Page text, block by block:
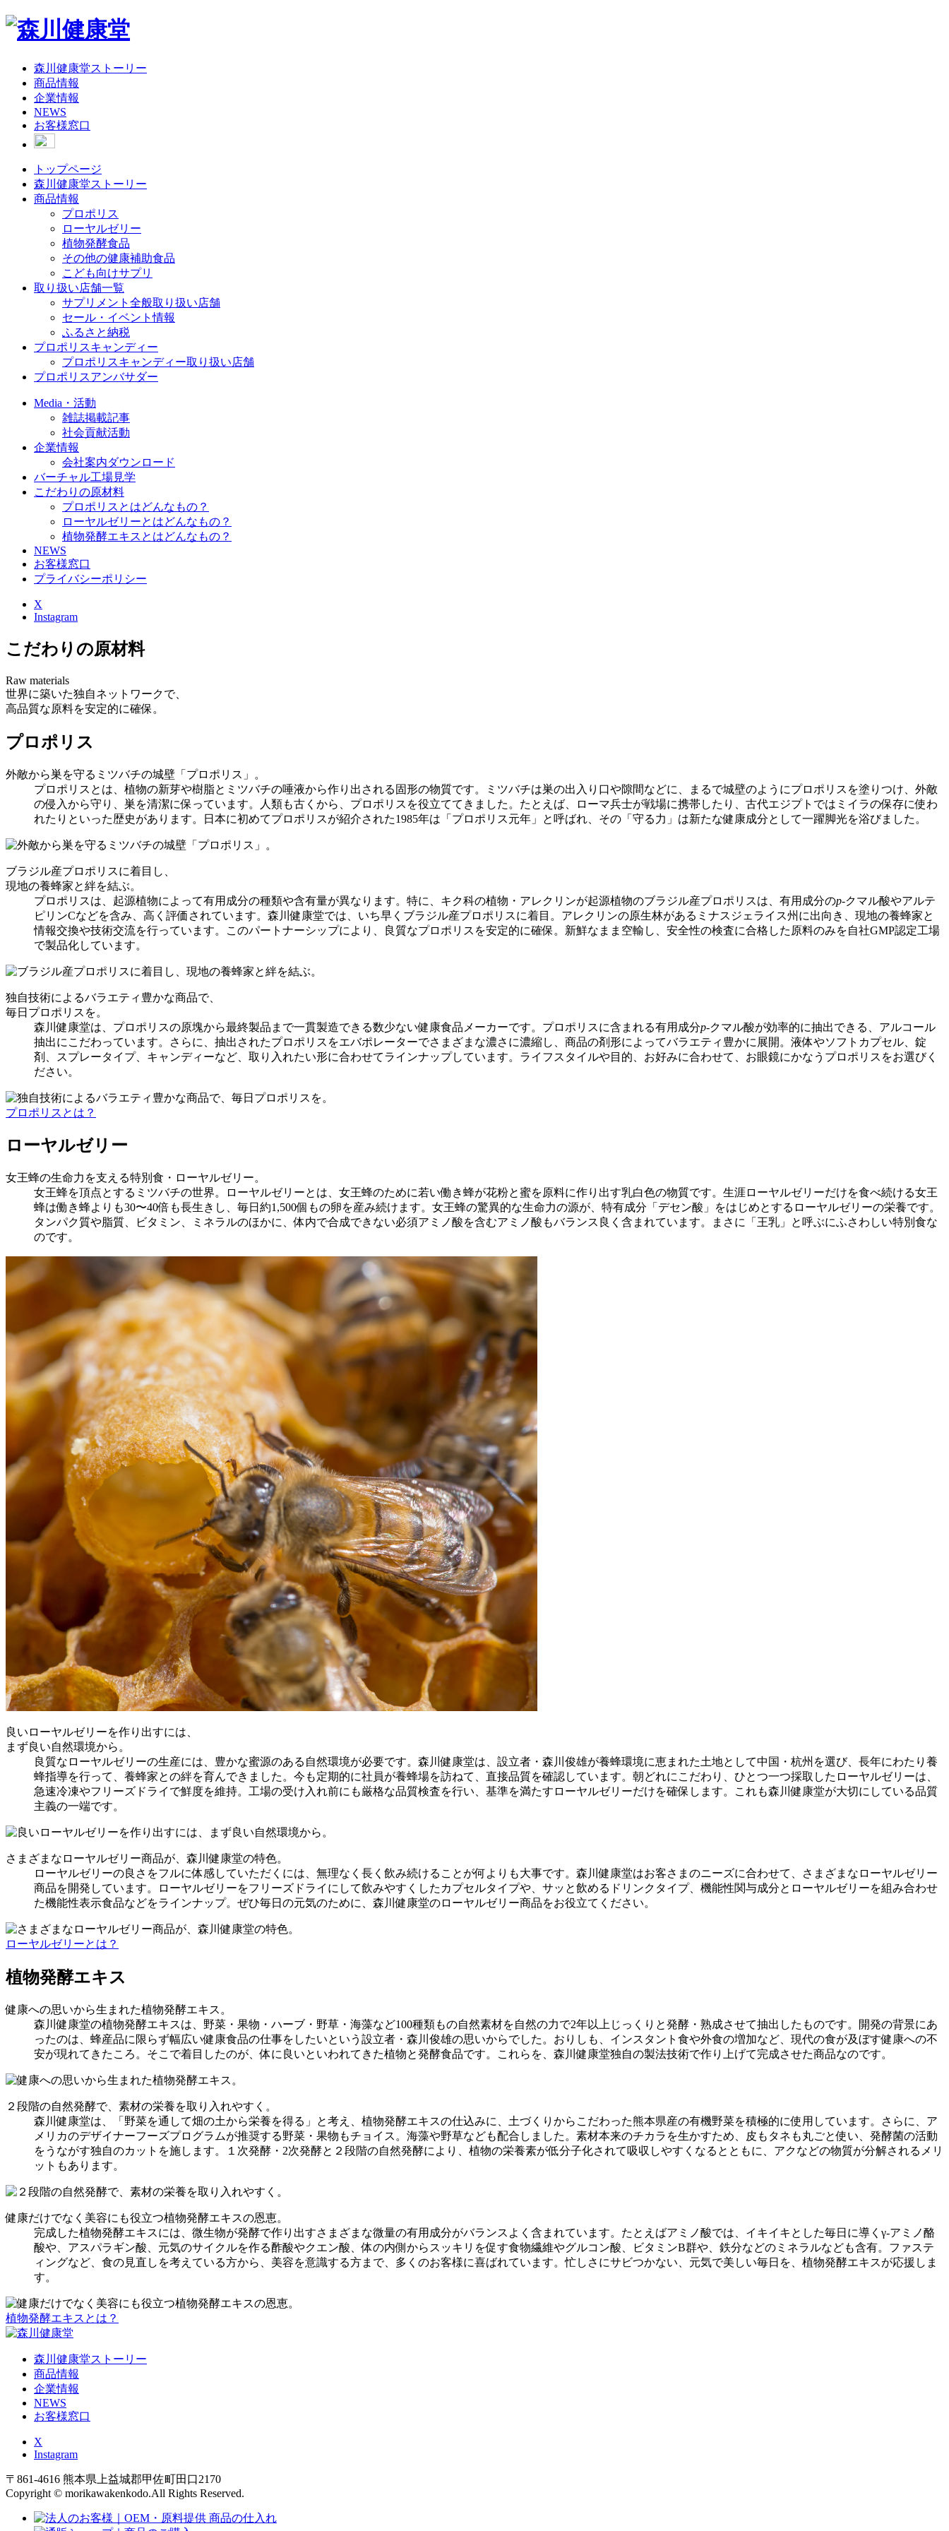
森川健康堂ストーリー
商品情報
企業情報
NEWS
お客様窓口
トップページ
森川健康堂ストーリー
商品情報
プロポリス
ローヤルゼリー
植物発酵食品
その他の健康補助食品
こども向けサプリ
取り扱い店舗一覧
サプリメント全般取り扱い店舗
セール・イベント情報
ふるさと納税
プロポリスキャンディー
プロポリスキャンディー取り扱い店舗
プロポリスアンバサダー
Media・活動
雑誌掲載記事
社会貢献活動
企業情報
会社案内ダウンロード
バーチャル工場見学
こだわりの原材料
プロポリスとはどんなもの？
ローヤルゼリーとはどんなもの？
植物発酵エキスとはどんなもの？
NEWS
お客様窓口
プライバシーポリシー
X
Instagram
こだわりの原材料
Raw materials
世界に築いた独自ネットワークで、
高品質な原料を安定的に確保。
プロポリス
外敵から巣を守るミツバチの城壁「プロポリス」。
プロポリスとは、植物の新芽や樹脂とミツバチの唾液から作り出される固形の物質です。ミツバチは巣の出入り口や隙間などに、まるで城壁のようにプロポリスを塗りつけ、外敵
の侵入から守り、巣を清潔に保っています。人類も古くから、プロポリスを役立ててきました。たとえば、ローマ兵士が戦場に携帯したり、古代エジプトではミイラの保存に使わ
れたりといった歴史があります。日本に初めてプロポリスが紹介された1985年は「プロポリス元年」と呼ばれ、その「守る力」は新たな健康成分として一躍脚光を浴びました。
ブラジル産プロポリスに着目し、
現地の養蜂家と絆を結ぶ。
プロポリスは、起源植物によって有用成分の種類や含有量が異なります。特に、キク科の植物・アレクリンが起源植物のブラジル産プロポリスは、有用成分のp-クマル酸やアルテ
ピリンCなどを含み、高く評価されています。森川健康堂では、いち早くブラジル産プロポリスに着目。アレクリンの原生林があるミナスジェライス州に出向き、現地の養蜂家と
情報交換や技術交流を行っています。このパートナーシップにより、良質なプロポリスを安定的に確保。新鮮なまま空輸し、安全性の検査に合格した原料のみを自社GMP認定工場
で製品化しています。
独自技術によるバラエティ豊かな商品で、
毎日プロポリスを。
森川健康堂は、プロポリスの原塊から最終製品まで一貫製造できる数少ない健康食品メーカーです。プロポリスに含まれる有用成分p-クマル酸が効率的に抽出できる、アルコール
抽出にこだわっています。さらに、抽出されたプロポリスをエバポレーターでさまざまな濃さに濃縮し、商品の剤形によってバラエティ豊かに展開。液体やソフトカプセル、錠
剤、スプレータイプ、キャンディーなど、取り入れたい形に合わせてラインナップしています。ライフスタイルや目的、お好みに合わせて、お眼鏡にかなうプロポリスをお選びく
ださい。
プロポリスとは？
ローヤルゼリー
女王蜂の生命力を支える特別食・ローヤルゼリー。
女王蜂を頂点とするミツバチの世界。ローヤルゼリーとは、女王蜂のために若い働き蜂が花粉と蜜を原料に作り出す乳白色の物質です。生涯ローヤルゼリーだけを食べ続ける女王
蜂は働き蜂よりも30〜40倍も長生きし、毎日約1,500個もの卵を産み続けます。女王蜂の驚異的な生命力の源が、特有成分「デセン酸」をはじめとするローヤルゼリーの栄養です。
タンパク質や脂質、ビタミン、ミネラルのほかに、体内で合成できない必須アミノ酸を含むアミノ酸もバランス良く含まれています。まさに「王乳」と呼ぶにふさわしい特別食な
のです。
良いローヤルゼリーを作り出すには、
まず良い自然環境から。
良質なローヤルゼリーの生産には、豊かな蜜源のある自然環境が必要です。森川健康堂は、設立者・森川俊雄が養蜂環境に恵まれた土地として中国・杭州を選び、長年にわたり養
蜂指導を行って、養蜂家との絆を育んできました。今も定期的に社員が養蜂場を訪ねて、直接品質を確認しています。朝どれにこだわり、ひとつ一つ採取したローヤルゼリーは、
急速冷凍やフリーズドライで鮮度を維持。工場の受け入れ前にも厳格な品質検査を行い、基準を満たすローヤルゼリーだけを確保します。これも森川健康堂が大切にしている品質
主義の一端です。
さまざまなローヤルゼリー商品が、森川健康堂の特色。
ローヤルゼリーの良さをフルに体感していただくには、無理なく長く飲み続けることが何よりも大事です。森川健康堂はお客さまのニーズに合わせて、さまざまなローヤルゼリー
商品を開発しています。ローヤルゼリーをフリーズドライにして飲みやすくしたカプセルタイプや、サッと飲めるドリンクタイプ、機能性関与成分とローヤルゼリーを組み合わせ
た機能性表示食品などをラインナップ。ぜひ毎日の元気のために、森川健康堂のローヤルゼリー商品をお役立てください。
ローヤルゼリーとは？
植物発酵エキス
健康への思いから生まれた植物発酵エキス。
森川健康堂の植物発酵エキスは、野菜・果物・ハーブ・野草・海藻など100種類もの自然素材を自然の力で2年以上じっくりと発酵・熟成させて抽出したものです。開発の背景にあ
ったのは、蜂産品に限らず幅広い健康食品の仕事をしたいという設立者・森川俊雄の思いからでした。おりしも、インスタント食や外食の増加など、現代の食が及ぼす健康への不
安が現れてきたころ。そこで着目したのが、体に良いといわれてきた植物と発酵食品です。これらを、森川健康堂独自の製法技術で作り上げて完成させた商品なのです。
２段階の自然発酵で、素材の栄養を取り入れやすく。
森川健康堂は、「野菜を通して畑の土から栄養を得る」と考え、植物発酵エキスの仕込みに、土づくりからこだわった熊本県産の有機野菜を積極的に使用しています。さらに、ア
メリカのデザイナーフーズプログラムが推奨する野菜・果物もチョイス。海藻や野草なども配合しました。素材本来のチカラを生かすため、皮もタネも丸ごと使い、発酵菌の活動
をうながす独自のカットを施します。１次発酵・2次発酵と２段階の自然発酵により、植物の栄養素が低分子化されて吸収しやすくなるとともに、アクなどの物質が分解されるメリ
ットもあります。
健康だけでなく美容にも役立つ植物発酵エキスの恩恵。
完成した植物発酵エキスには、微生物が発酵で作り出すさまざまな微量の有用成分がバランスよく含まれています。たとえばアミノ酸では、イキイキとした毎日に導くγ-アミノ酪
酸や、アスパラギン酸、元気のサイクルを作る酢酸やクエン酸、体の内側からスッキリを促す食物繊維やグルコン酸、ビタミンB群や、鉄分などのミネラルなども含有。ファステ
ィングなど、食の見直しを考えている方から、美容を意識する方まで、多くのお客様に喜ばれています。忙しさにサビつかない、元気で美しい毎日を、植物発酵エキスが応援しま
す。
植物発酵エキスとは？
森川健康堂ストーリー
商品情報
企業情報
NEWS
お客様窓口
X
Instagram
〒861-4616 熊本県上益城郡甲佐町田口2170
Copyright © morikawakenkodo.All Rights Reserved.